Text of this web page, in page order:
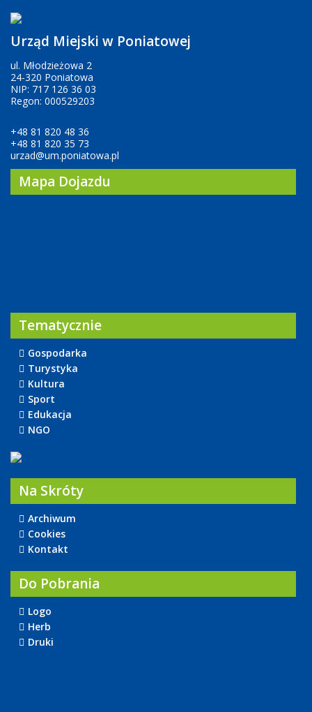
Urząd Miejski w Poniatowej
ul. Młodzieżowa 2
24-320 Poniatowa
NIP: 717 126 36 03
Regon: 000529203
+48 81 820 48 36
+48 81 820 35 73
urzad@um.poniatowa.pl
Mapa Dojazdu
Tematycznie
Gospodarka
Turystyka
Kultura
Sport
Edukacja
NGO
Na Skróty
Archiwum
Cookies
Kontakt
Do Pobrania
Logo
Herb
Druki